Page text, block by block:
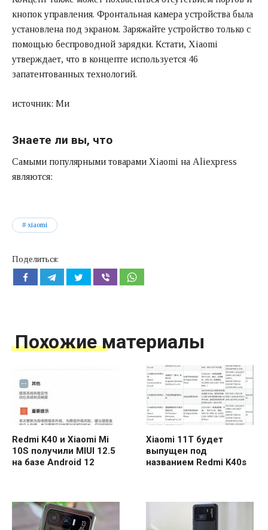
кнопок управления. Фронтальная камера устройства была
установлена под экраном. Заряжайте устройство только с
помощью беспроводной зарядки. Кстати, Xiaomi
утверждает, что в концепте используется 46
запатентованных технологий.
источник: Ми
Знаете ли вы, что
Самыми популярными товарами Xiaomi на Aliexpress
являются:
xiaomi
Поделиться:
Похожие материалы
Redmi K40 и Xiaomi Mi
10S получили MIUI 12.5
на базе Android 12
Xiaomi 11T будет
выпущен под
названием Redmi K40s